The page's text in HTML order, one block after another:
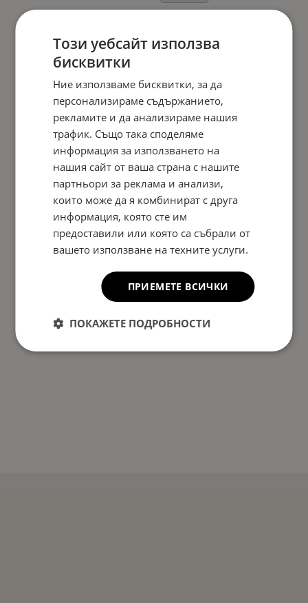
Този уебсайт използва
бисквитки
Ние използваме бисквитки, за да
персонализираме съдържанието,
рекламите и да анализираме нашия
трафик. Също така споделяме
информация за използването на
нашия сайт от ваша страна с нашите
партньори за реклама и анализи,
които може да я комбинират с друга
информация, която сте им
предоставили или която са събрали от
вашето използване на техните услуги.
ПРИЕМЕТЕ ВСИЧКИ
ПОКАЖЕТЕ ПОДРОБНОСТИ